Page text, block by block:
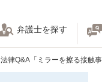
弁護士を探す
法律Q&A「ミラーを擦る接触事